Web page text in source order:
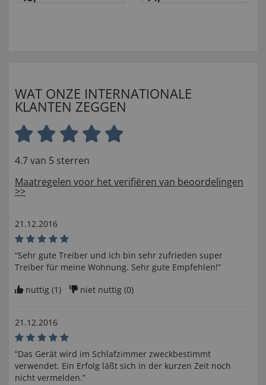
WAT ONZE INTERNATIONALE
KLANTEN ZEGGEN
4.7 van 5 sterren
Maatregelen voor het verifiëren van beoordelingen
>>
21.12.2016
“Sehr gute Treiber und ich bin sehr zufrieden super
Treiber für meine Wohnung. Sehr gute Empfehlen!”
nuttig (1) niet nuttig (0)
21.12.2016
“Das Gerät wird im Schlafzimmer zweckbestimmt
verwendet. Ein Erfolg läßt sich in der kurzen Zeit noch
nicht vermelden.”